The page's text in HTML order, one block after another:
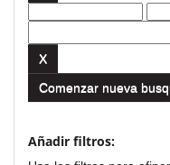
Comenzar nueva
Añadir filtros: